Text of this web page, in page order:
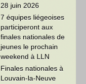
28 juin 2026
7 équipes liégeoises
participeront aux
finales nationales de
jeunes le prochain
weekend à LLN
Finales nationales à
Louvain-la-Neuve